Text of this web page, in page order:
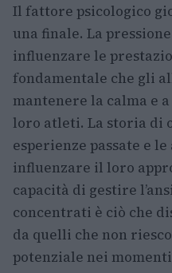
Il fattore psicologico
una finale. La
influenzare le
fondamentale che gli
mantenere la calma e
loro atleti. La storia di
esperienze passate e
influenzare il loro
capacità di gestire
concentrati è ciò che
da quelli che non
potenziale nei